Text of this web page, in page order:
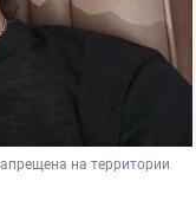
на территории